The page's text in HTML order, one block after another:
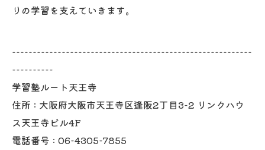
りの学習を支えていきます。
----------------------------------------------------------
----------
学習塾ルート天王寺
住所 : 大阪府大阪市天王寺区逢阪2丁目3-2 リンクハウ
ス天王寺ビル4F
電話番号 : 06-4305-7855